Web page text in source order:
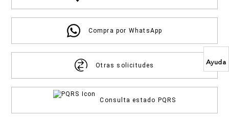
Ayuda
Compra por WhatsApp
Otras solicitudes
Consulta estado PQRS